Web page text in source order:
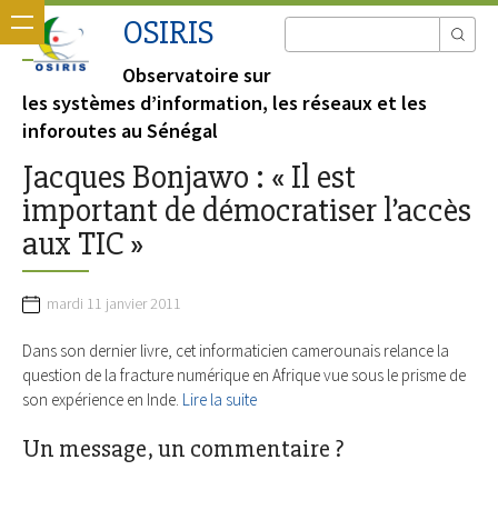
OSIRIS
Observatoire sur
les systèmes d’information, les réseaux et les
inforoutes au Sénégal
Jacques Bonjawo : « Il est
important de démocratiser l’accès
aux TIC »
mardi 11 janvier 2011
Dans son dernier livre, cet informaticien camerounais relance la
question de la fracture numérique en Afrique vue sous le prisme de
son expérience en Inde. Lire la suite
Un message, un commentaire ?